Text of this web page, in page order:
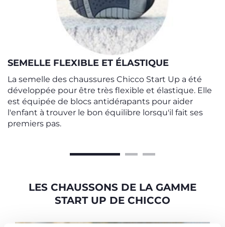
SEMELLE FLEXIBLE ET ÉLASTIQUE
La semelle des chaussures Chicco Start Up a été
développée pour être très flexible et élastique. Elle
est équipée de blocs antidérapants pour aider
l'enfant à trouver le bon équilibre lorsqu'il fait ses
premiers pas.
LES CHAUSSONS DE LA GAMME
START UP DE CHICCO